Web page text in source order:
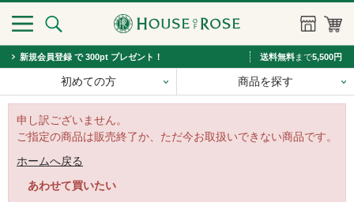
新規会員登録 で 300pt プレゼント！ 送料無料まで5,500円
初めての方 商品を探す
申し訳ございません。
ご指定の商品は販売終了か、ただ今お取扱いできない商品です。
ホームへ戻る
あわせて買いたい